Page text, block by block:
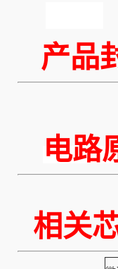
产品
电路
相